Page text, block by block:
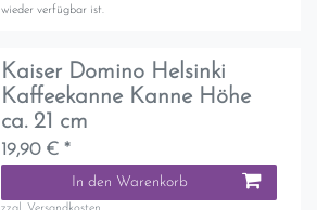
wieder verfügbar ist.
Kaiser Domino Helsinki
Kaffeekanne Kanne Höhe
ca. 21 cm
19,90 € *
In den Warenkorb